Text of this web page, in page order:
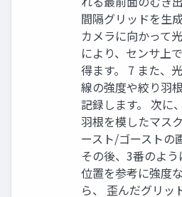
間隔グリッドを生
カメラに向かって
により、センサ上
得ます。 7 また、
線の強度や絞り羽
記録します。 次に
羽根を模したマス
ースト/ゴーストの
その後、3番のよ
位置を参考に強度
ら、 歪んだグリッ